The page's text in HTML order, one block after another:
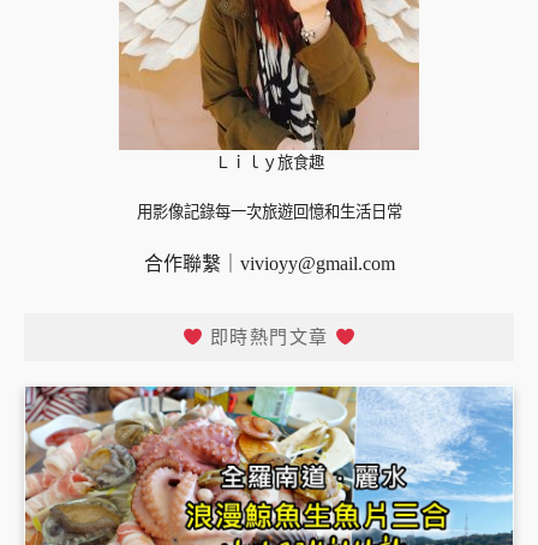
Ｌｉｌｙ旅食趣
用影像記錄每一次旅遊回憶和生活日常
合作聯繫｜ vivioyy@gmail.com
即時熱門文章